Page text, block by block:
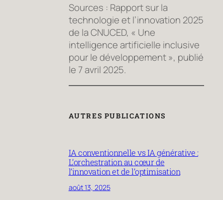
Sources : Rapport sur la
technologie et l’innovation 2025
de la CNUCED, « Une
intelligence artificielle inclusive
pour le développement », publié
le 7 avril 2025.
AUTRES PUBLICATIONS
IA conventionnelle vs IA générative :
L’orchestration au cœur de
l’innovation et de l’optimisation
août 13, 2025